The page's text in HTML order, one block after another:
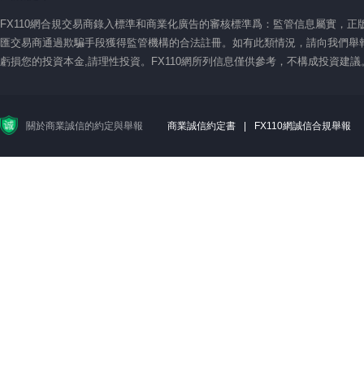
FX110網合規交易商錄入標準和商業化廣告的審核標準爲：監管信息屬實，
匯交易商通過欺騙手段獲得監管機構的合法註冊。如有此類情況，請向我們
虧損您的投資本金,請理性投資。FX110網所列信息僅供參考，不構成投資建
關於商業誠信的約定與舉報 商業誠信約定書 | FX110網誠信合規舉報